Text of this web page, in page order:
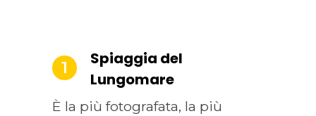
1
Spiaggia del
Lungomare
È la più fotografata, la più